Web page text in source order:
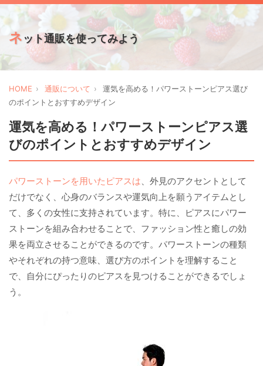
ネ ット通販を使ってみよう
HOME 通販について
運気を高める！パワーストーンピアス選び
のポイントとおすすめデザイン
運気を高める！パワーストーンピアス選
びのポイントとおすすめデザイン
パワーストーンを用いたピアスは、外見のアクセントとして
だけでなく、心身のバランスや運気向上を願うアイテムとし
て、多くの女性に支持されています。特に、ピアスにパワー
ストーンを組み合わせることで、ファッション性と癒しの効
果を両立させることができるのです。パワーストーンの種類
やそれぞれの持つ意味、選び方のポイントを理解すること
で、自分にぴったりのピアスを見つけることができるでしょ
う。